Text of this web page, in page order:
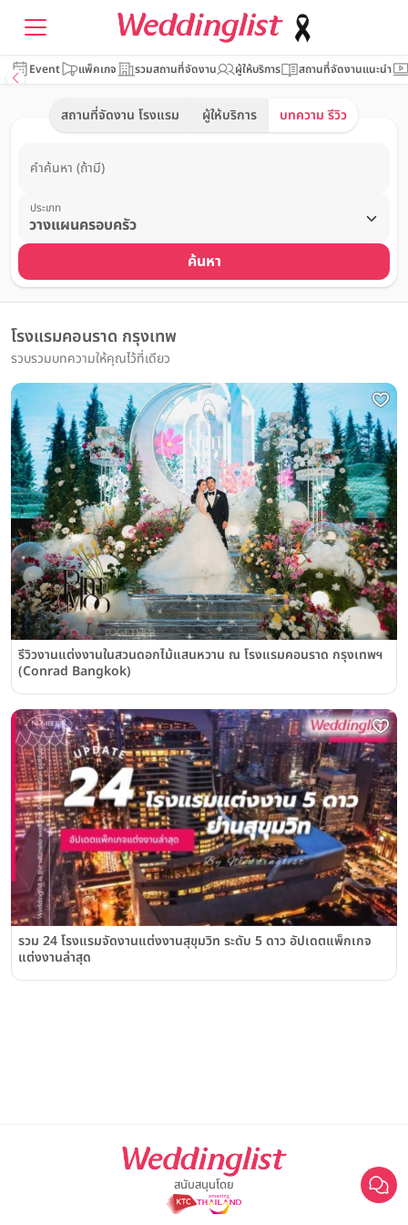
Event แพ็คเกจ รวมสถานที่จัดงาน ผู้ให้บริการ สถานที่จัดงานแนะนำ
สถานที่จัดงาน โรงแรม ผู้ให้บริการ บทความ รีวิว
คำค้นหา (ถ้ามี)
ประเภท
ค้นหา
โรงแรมคอนราด กรุงเทพ
รวบรวมบทความให้คุณไว้ที่เดียว
รีวิวงานแต่งงานในสวนดอกไม้แสนหวาน ณ โรงแรมคอนราด กรุงเทพฯ
(Conrad Bangkok)
รวม 24 โรงแรมจัดงานแต่งงานสุขุมวิท ระดับ 5 ดาว อัปเดตแพ็กเกจ
แต่งงานล่าสุด
สนับสนุนโดย